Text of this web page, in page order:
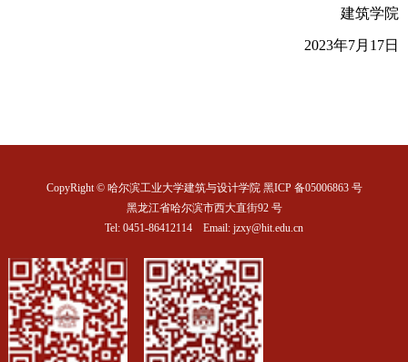
建筑学院
2023年7月 17日
CopyRight © 哈尔滨工业大学建筑与设计学院 黑ICP 备05006863 号
黑龙江省哈尔滨市西大直街92 号
Tel: 0451-86412114 Email: jzxy@hit.edu.cn